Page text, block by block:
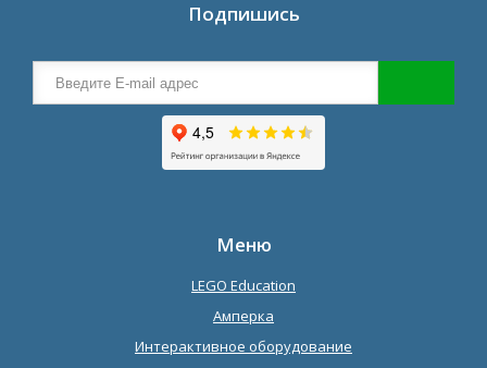
Подпишись
Меню
LEGO Education
Амперка
Интерактивное оборудование